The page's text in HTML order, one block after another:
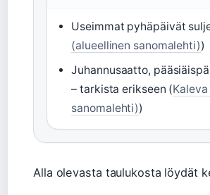
Useimmat pyhäpäivät
(alueellinen sanomalehti))
Juhannusaatto,
– tarkista erikseen (
sanomalehti))
Alla olevasta taulukosta löydät